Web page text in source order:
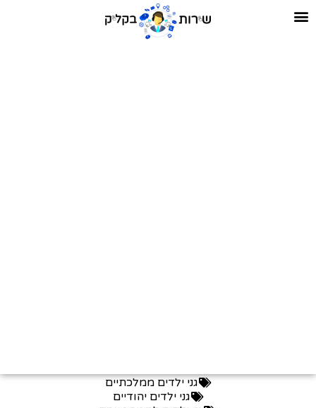
גני ילדים ממלכתיים
גני ילדים יהודיים